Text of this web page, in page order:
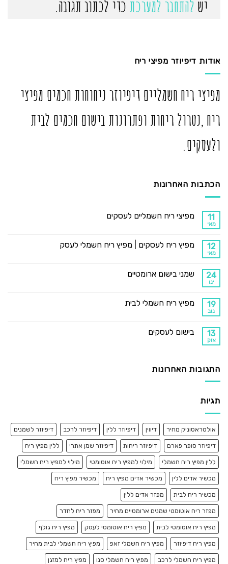
יש להתחבר למערכת כדי לכתוב תגובה.
אודות דיפיוזר מפיצי ריח
מפיצי ריח חשמליים דיפיוזר ניחוחות חכמים מפיצי
ריח ,נטרול ריחות ופתרונות בישום חכמים לבית
ולעסקים.
הכתבות האחרונות
11
מאי
מפיצי ריח חשמליים לעסקים
12
מאי
מפיץ ריח לעסקים | מפיץ ריח חשמלי לעסק
24
ינו
שמני בישום ארומטיים
19
נוב
מפיץ ריח חשמלי לבית
13
אוק
בישום לעסקים
התגובות האחרונות
תגיות
אולטראסוניק מחיר דיווין דיפיוזר ללין דיפיוזר לרכב דיפיוזר לשמנים
דיפיוזר סופר פארם דיפיוזר ריחות דיפיוזר שמן אתרי ללין מפיץ ריח
ללין מפיץ ריח חשמלי מילוי למפיץ ריח אוטומטי מילוי למפיץ ריח חשמלי
מכשיר אדים ללין מכשיר אדים מפיץ ריח מכשיר מפיץ ריח
מכשיר ריח לבית מפזר אדים ללין
מפזר ריח אוטומטי שמנים ארומטיים מחיר מפזר ריח לחדר
מפיץ ריח אוטומטי לבית מפיץ ריח אוטומטי לעסק מפיץ ריח גולף
מפיץ ריח דיפיוזר מפיץ ריח חשמלי זאפ מפיץ ריח חשמלי לבית מחיר
מפיץ ריח חשמלי לרכב מפיץ ריח חשמלי סנו מפיץ ריח למזגן